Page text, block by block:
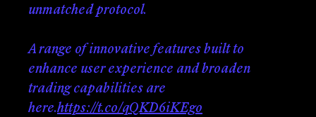
unmatched protocol.
A range of innovative features built to
enhance user experience and broaden
trading capabilities are
here.https://t.co/qQKD6iKEgo